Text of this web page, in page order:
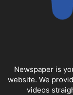
Newspaper is
website. We
videos